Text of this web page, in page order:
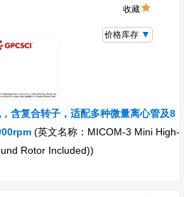
含复合转子，适配多种微量离心管及8
(英文名称：MICOM-3 Mini High-
Rotor Included))
收藏
价格库存